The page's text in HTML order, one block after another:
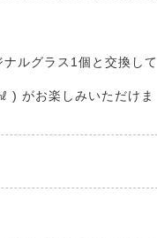
ルグラス1個と交換して
) がお楽しみいただけま